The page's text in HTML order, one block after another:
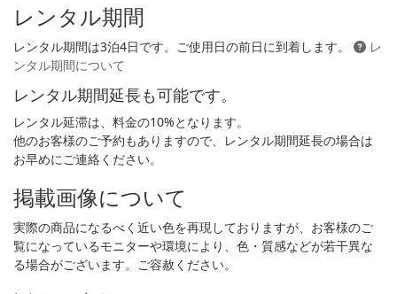
レンタル期間
レンタル期間は3泊4日です。ご使用日の前日に到着します。
レ
ンタル期間について
レンタル期間延長も可能です。
レンタル延滞は、料金の10%となります。
他のお客様のご予約もありますので、レンタル期間延長の場合は
お早めにご連絡ください。
掲載画像について
実際の商品になるべく近い色を再現しておりますが、お客様のご
覧になっているモニターや環境により、色・質感などが若干異な
る場合がございます。ご容赦ください。